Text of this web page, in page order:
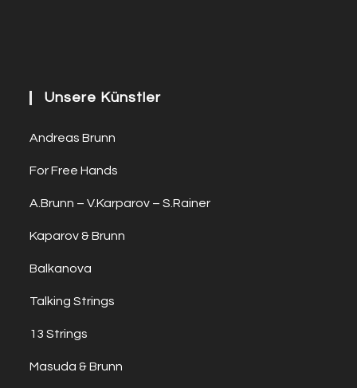
Unsere Künstler
Andreas Brunn
For Free Hands
A.Brunn – V.Karparov – S.Rainer
Kaparov & Brunn
Balkanova
Talking Strings
13 Strings
Masuda & Brunn